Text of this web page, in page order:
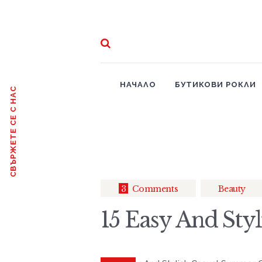
СВЪРЖЕТЕ СЕ С НАС
НАЧАЛО БУТИКОВИ РОКЛИ
3 Comments Beauty
15 Easy And